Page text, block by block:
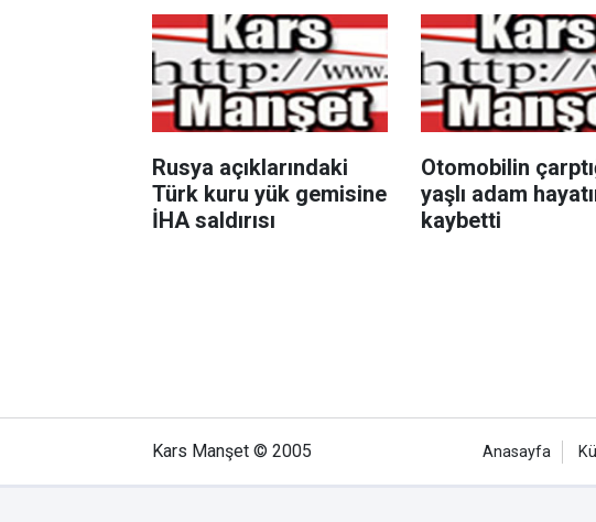
Rusya açıklarındaki
Türk kuru yük gemisine
İHA saldırısı
Otomobilin
yaşlı adam
kaybetti
Kars Manşet © 2005 Anasayfa